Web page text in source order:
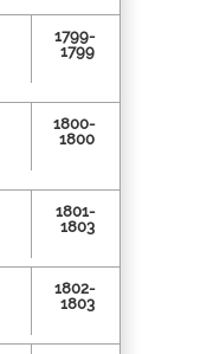
1799-
1799
1800-
1800
1801-
1803
1802-
1803